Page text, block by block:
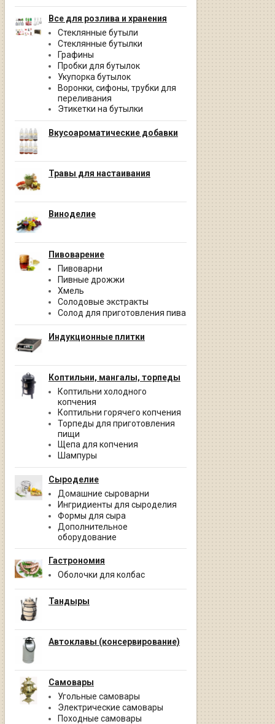
Все для розлива и хранения
Стеклянные бутыли
Стеклянные бутылки
Графины
Пробки для бутылок
Укупорка бутылок
Воронки, сифоны, трубки для
переливания
Этикетки на бутылки
Вкусоароматические добавки
Травы для настаивания
Виноделие
Пивоварение
Пивоварни
Пивные дрожжи
Хмель
Солодовые экстракты
Солод для приготовления пива
Индукционные плитки
Коптильни, мангалы, торпеды
Коптильни холодного
копчения
Коптильни горячего копчения
Торпеды для приготовления
пищи
Щепа для копчения
Шампуры
Сыроделие
Домашние сыроварни
Ингридиенты для сыроделия
Формы для сыра
Дополнительное
оборудование
Гастрономия
Оболочки для колбас
Тандыры
Автоклавы (консервирование)
Самовары
Угольные самовары
Электрические самовары
Походные самовары